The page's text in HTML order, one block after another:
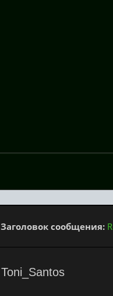
Заголовок сообщения:
Toni_Santos